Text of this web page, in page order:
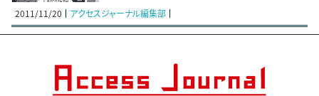
2011/11/20 アクセスジャーナル編集部